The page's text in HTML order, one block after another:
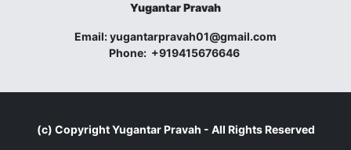
Yugantar Pravah
Email:yugantarpravah01@gmail.com
Phone: +919415676646
(c) CopyrightYugantar Pravah - All Rights Reserved